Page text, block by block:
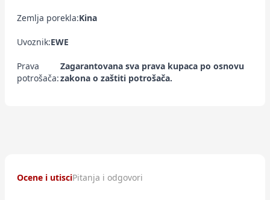
Zemlja porekla:Kina
Uvoznik:EWE
Prava
potrošača:
Zagarantovana sva prava kupaca po osnovu
zakona o zaštiti potrošača.
Ocene i utisciPitanja i odgovori